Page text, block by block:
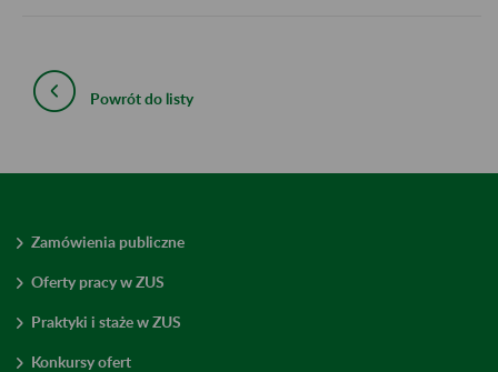
Powrót do listy
Zamówienia publiczne
Oferty pracy w ZUS
Praktyki i staże w ZUS
Konkursy ofert